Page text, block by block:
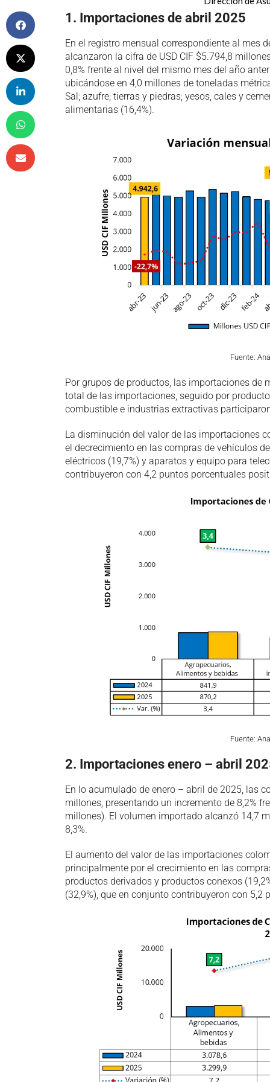
1. Importaciones de abril 2025
En el registro mensual correspondiente al mes
alcanzaron la cifra de USD CIF $5.794,8
0,8% frente al nivel del mismo mes del año
ubicándose en 4,0 millones de toneladas
Sal; azufre; tierras y piedras; yesos, cales y
alimentarias (16,4%).
Fuente:
Por grupos de productos, las importaciones de
total de las importaciones, seguido por
combustible e industrias extractivas
La disminución del valor de las importaciones
el decrecimiento en las compras de vehículos
eléctricos (19,7%) y aparatos y equipo para
contribuyeron con 4,2 puntos porcentuales
Fuente:
2. Importaciones enero – abril
En lo acumulado de enero – abril de 2025, las
millones, presentando un incremento de 8,2%
millones). El volumen importado alcanzó 14,7
8,3%.
El aumento del valor de las importaciones
principalmente por el crecimiento en las
productos derivados y productos conexos
(32,9%), que en conjunto contribuyeron con